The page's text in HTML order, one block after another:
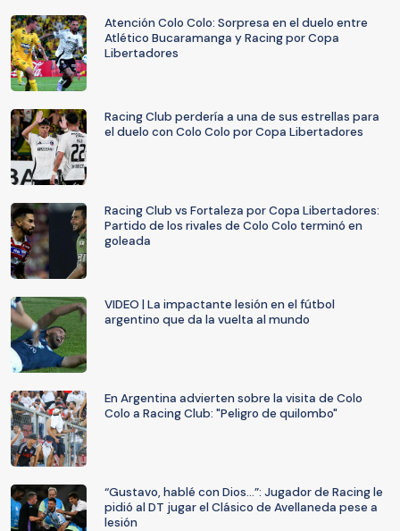
Atención Colo Colo: Sorpresa en el duelo entre
Atlético Bucaramanga y Racing por Copa
Libertadores
Racing Club perdería a una de sus estrellas para
el duelo con Colo Colo por Copa Libertadores
Racing Club vs Fortaleza por Copa Libertadores:
Partido de los rivales de Colo Colo terminó en
goleada
VIDEO | La impactante lesión en el fútbol
argentino que da la vuelta al mundo
En Argentina advierten sobre la visita de Colo
Colo a Racing Club: "Peligro de quilombo"
“Gustavo, hablé con Dios…”: Jugador de Racing le
pidió al DT jugar el Clásico de Avellaneda pese a
lesión